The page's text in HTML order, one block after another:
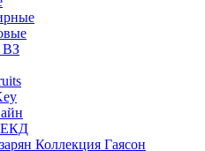
ВЗ
ЕКД
Коллекция Гаясон